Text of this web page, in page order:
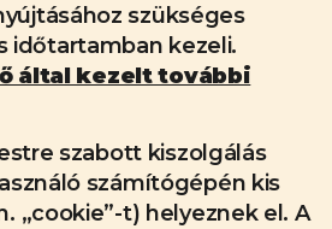
szükséges
időtartamban kezeli.
által kezelt további
szabott kiszolgálás
számítógépén kis
„cookie”-t) helyeznek el. A